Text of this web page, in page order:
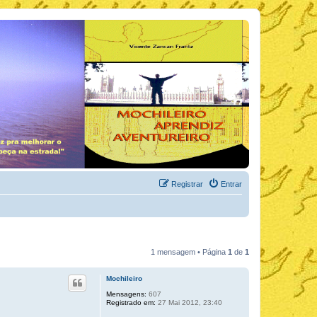
Entrar
Registrar
1 mensagem • Página 1 de 1
Mochileiro
Mensagens: 607
Registrado em: 27 Mai 2012, 23:40